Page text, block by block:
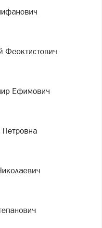
Феоктистович
Ефимович